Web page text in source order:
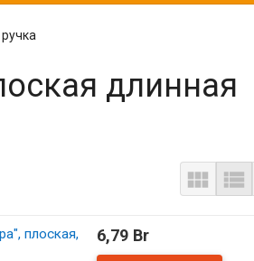
длинная
 
плоская,
6,79 Br